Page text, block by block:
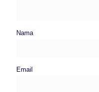
Nama
Email